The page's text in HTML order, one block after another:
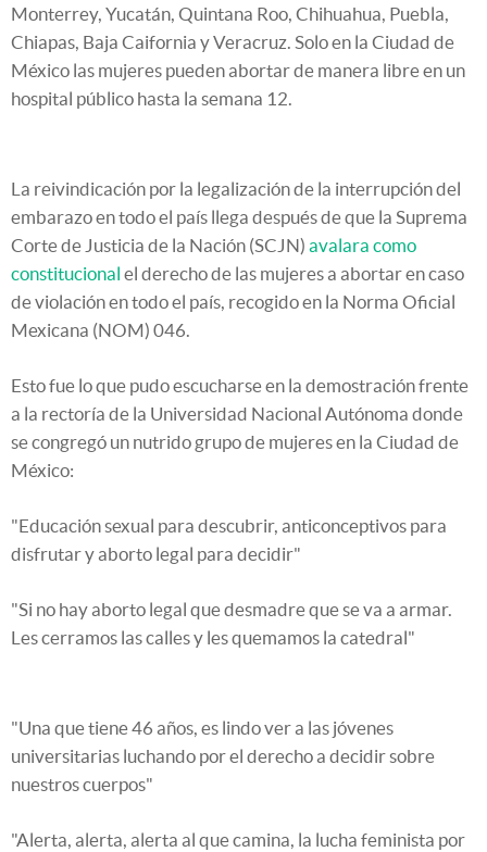
Monterrey, Yucatán, Quintana Roo, Chihuahua, Puebla,
Chiapas, Baja Caifornia y Veracruz. Solo en la Ciudad de
México las mujeres pueden abortar de manera libre en un
hospital público hasta la semana 12.
La reivindicación por la legalización de la interrupción del
embarazo en todo el país llega después de que la Suprema
Corte de Justicia de la Nación (SCJN) avalara como
constitucional el derecho de las mujeres a abortar en caso
de violación en todo el país, recogido en la Norma Oficial
Mexicana (NOM) 046.
Esto fue lo que pudo escucharse en la demostración frente
a la rectoría de la Universidad Nacional Autónoma donde
se congregó un nutrido grupo de mujeres en la Ciudad de
México:
"Educación sexual para descubrir, anticonceptivos para
disfrutar y aborto legal para decidir"
"Si no hay aborto legal que desmadre que se va a armar.
Les cerramos las calles y les quemamos la catedral"
"Una que tiene 46 años, es lindo ver a las jóvenes
universitarias luchando por el derecho a decidir sobre
nuestros cuerpos"
"Alerta, alerta, alerta al que camina, la lucha feminista por